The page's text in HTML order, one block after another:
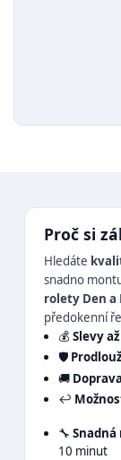
Proč si
Hledáte
snadno
rolety Den
předokenní
💰 Slevy
🛡️
🚚
↩️
🔧 Snadná
10 minut